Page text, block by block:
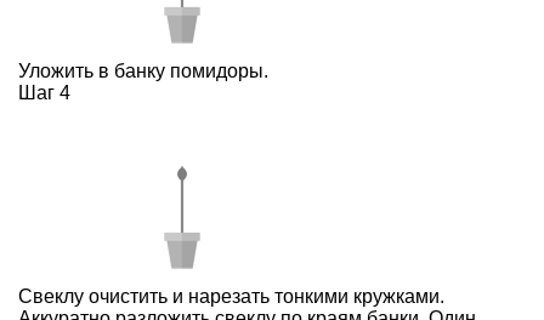
Уложить в банку помидоры.
Шаг 4
Свеклу очистить и нарезать тонкими кружками.